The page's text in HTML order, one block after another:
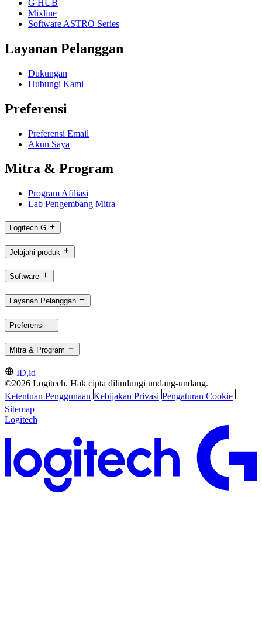
G HUB
Mixline
Software ASTRO Series
Layanan Pelanggan
Dukungan
Hubungi Kami
Preferensi
Preferensi Email
Akun Saya
Mitra & Program
Program Afiliasi
Lab Pengembang Mitra
Logitech G
Jelajahi produk
Software
Layanan Pelanggan
Preferensi
Mitra & Program
ID,id
©2026 Logitech. Hak cipta dilindungi undang-undang.
Ketentuan Penggunaan Kebijakan Privasi Pengaturan Cookie
Sitemap
Logitech